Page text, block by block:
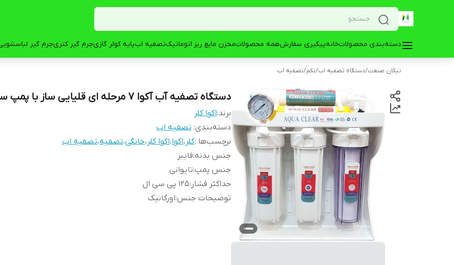
دسته‌بندی محصولاتخانهپیگیری سفارشهمه محصولاتمخزن مایع ریز اتوماتیکتصفیه ابپایه کولر گازیجرم گیر کتریجرم گیر
نیکان صنعت/دستگاه تصفیه اب/نکم/تصفیه اب
دستگاه تصفیه آب آکوا ۷ مرحله ای قلیایی ساز با پمپ سنگین
برند:اکوا کلر
دسته‌بندی: تصفیه اب
برچسب‌ها :کلر ،اکوا،اکوا کلر ،خانگی،تصفیه،تصفیه اب
جنس بدنه:فایبر
جنس پمپ:تایوانی
حداکثر فشار :۱۲۵ پی سی ال
توضیحات جنس:اورگانیک